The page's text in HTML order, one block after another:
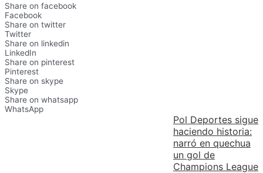
Share on facebook
Facebook
Share on twitter
Twitter
Share on linkedin
LinkedIn
Share on pinterest
Pinterest
Share on skype
Skype
Share on whatsapp
WhatsApp
Pol Deportes sigue
haciendo historia:
narró en quechua
un gol de
Champions League